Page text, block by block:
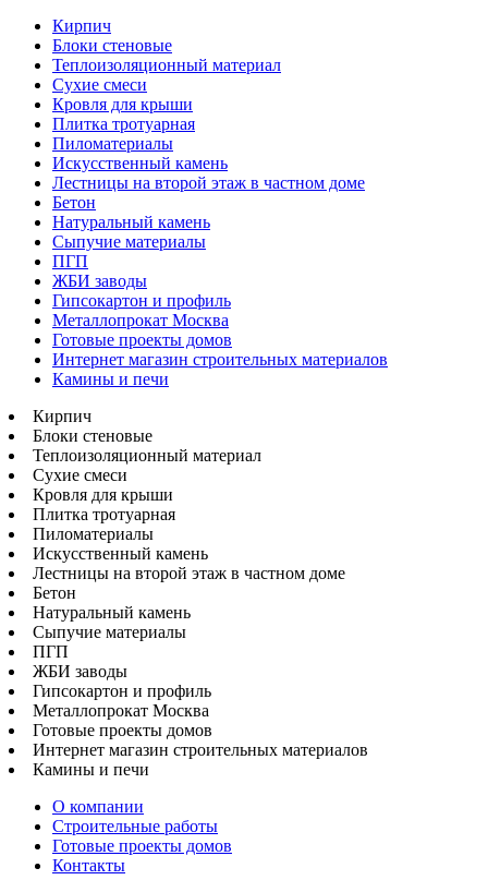
Кирпич
Блоки стеновые
Теплоизоляционный материал
Сухие смеси
Кровля для крыши
Плитка тротуарная
Пиломатериалы
Искусственный камень
Лестницы на второй этаж в частном доме
Бетон
Натуральный камень
Сыпучие материалы
ПГП
ЖБИ заводы
Гипсокартон и профиль
Металлопрокат Москва
Готовые проекты домов
Интернет магазин строительных материалов
Камины и печи
Кирпич
Блоки стеновые
Теплоизоляционный материал
Сухие смеси
Кровля для крыши
Плитка тротуарная
Пиломатериалы
Искусственный камень
Лестницы на второй этаж в частном доме
Бетон
Натуральный камень
Сыпучие материалы
ПГП
ЖБИ заводы
Гипсокартон и профиль
Металлопрокат Москва
Готовые проекты домов
Интернет магазин строительных материалов
Камины и печи
О компании
Строительные работы
Готовые проекты домов
Контакты